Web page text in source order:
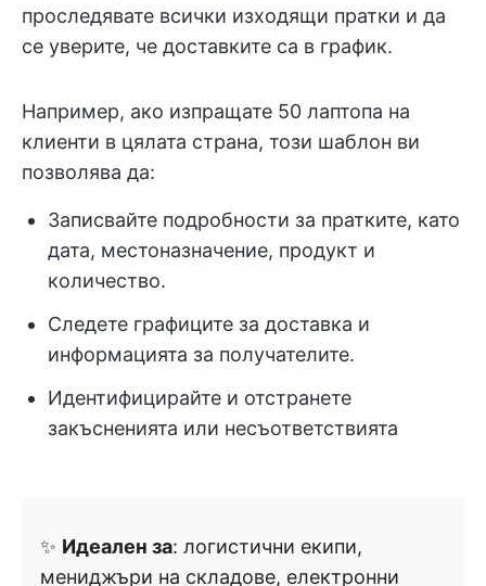
проследявате всички изходящи пратки и да
се уверите, че доставките са в график.
Например, ако изпращате 50 лаптопа на
клиенти в цялата страна, този шаблон ви
позволява да:
Записвайте подробности за пратките, като
дата, местоназначение, продукт и
количество.
Следете графиците за доставка и
информацията за получателите.
Идентифицирайте и отстранете
закъсненията или несъответствията
✨ Идеален за: логистични екипи,
мениджъри на складове, електронни